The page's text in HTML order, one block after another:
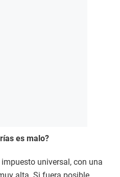
es malo?
impuesto universal, con una